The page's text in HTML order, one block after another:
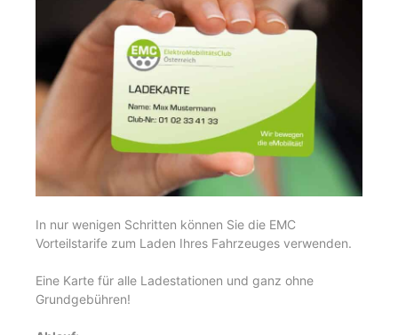
In nur wenigen Schritten können Sie die EMC
Vorteilstarife zum Laden Ihres Fahrzeuges verwenden.
Eine Karte für alle Ladestationen und ganz ohne
Grundgebühren!